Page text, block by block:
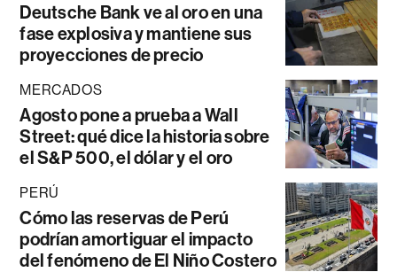
Deutsche Bank ve al oro en una
fase explosiva y mantiene sus
proyecciones de precio
MERCADOS
Agosto pone a prueba a Wall
Street: qué dice la historia sobre
el S&P 500, el dólar y el oro
PERÚ
Cómo las reservas de Perú
podrían amortiguar el impacto
del fenómeno de El Niño Costero